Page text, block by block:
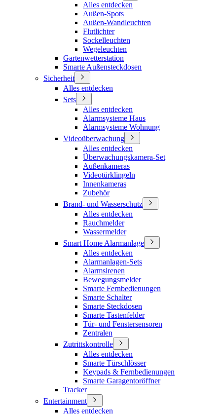
Alles entdecken
Außen-Spots
Außen-Wandleuchten
Flutlichter
Sockelleuchten
Wegeleuchten
Gartenwetterstation
Smarte Außensteckdosen
Sicherheit
Alles entdecken
Sets
Alles entdecken
Alarmsysteme Haus
Alarmsysteme Wohnung
Videoüberwachung
Alles entdecken
Überwachungskamera-Set
Außenkameras
Videotürklingeln
Innenkameras
Zubehör
Brand- und Wasserschutz
Alles entdecken
Rauchmelder
Wassermelder
Smart Home Alarmanlage
Alles entdecken
Alarmanlagen-Sets
Alarmsirenen
Bewegungsmelder
Smarte Fernbedienungen
Smarte Schalter
Smarte Steckdosen
Smarte Tastenfelder
Tür- und Fenstersensoren
Zentralen
Zutrittskontrolle
Alles entdecken
Smarte Türschlösser
Keypads & Fernbedienungen
Smarte Garagentoröffner
Tracker
Entertainment
Alles entdecken